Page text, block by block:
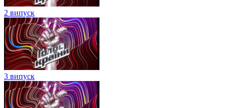
2 випуск
3 випуск